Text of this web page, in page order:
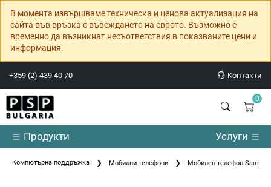
В момента извършваме техническа и ценова актуализация на
сайта във връзка с въвеждането на еврото. Възможно е
временно да възникнат несъответствия в показваните цени и
информация.
+359 (2) 439 40 70 Контакти
0
Продукти Услуги
Компютърна поддръжка Мобилни телефони Мобилен телефон